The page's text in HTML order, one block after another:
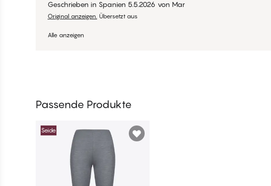
Geschrieben in Spanien 5.5.2026 von Mar
Original anzeigen. Übersetzt aus
Alle anzeigen
Passende Produkte
Seide